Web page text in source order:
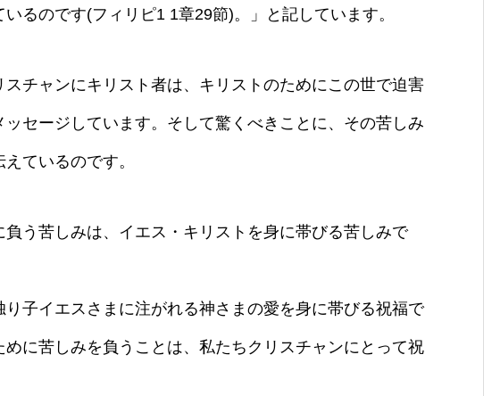
るのです(フィリピ1 1章29節)。」と記しています。
チャンにキリスト者は、キリストのためにこの世で迫害
セージしています。そして驚くべきことに、その苦しみ
ているのです。
う苦しみは、イエス・キリストを身に帯びる苦しみで
子イエスさまに注がれる神さまの愛を身に帯びる祝福で
に苦しみを負うことは、私たちクリスチャンにとって祝